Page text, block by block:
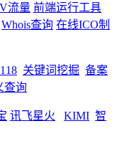
流量 前端运行工具
Whois查询 在线ICO制
关键词挖掘 备案
查询
讯飞星火 KIMI 智